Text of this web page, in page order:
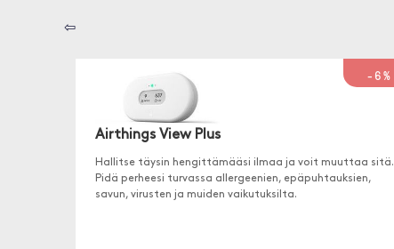
⇦
-6%
Airthings View Plus
Hallitse täysin hengittämääsi ilmaa ja voit muuttaa sitä.
Pidä perheesi turvassa allergeenien, epäpuhtauksien,
savun, virusten ja muiden vaikutuksilta.